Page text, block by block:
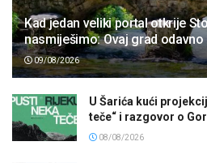
Kad jedan veliki portal otkrije
nasmiješimo: Ovaj grad
09/08/2026
U Šarića kući
teče“ i razgovor o
08/08/2026